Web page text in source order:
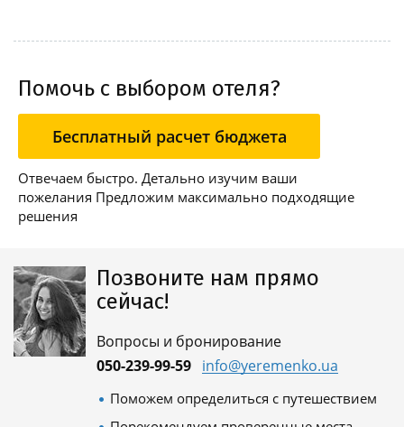
Помочь с выбором отеля?
Бесплатный расчет бюджета
Отвечаем быстро. Детально изучим ваши
пожелания Предложим максимально подходящие
решения
Позвоните нам прямо
сейчас!
Вопросы и бронирование
050-239-99-59 info@yeremenko.ua
Поможем определиться с путешествием